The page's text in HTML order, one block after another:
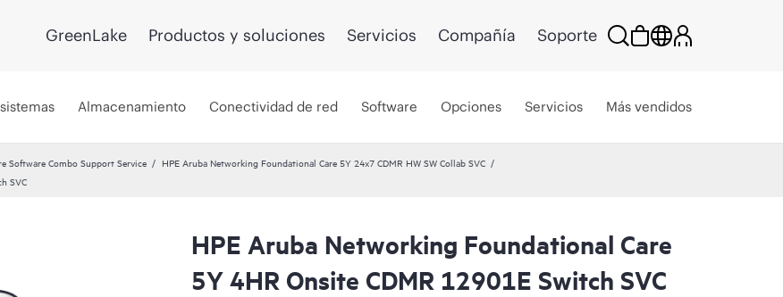
GreenLake Productos y soluciones Servicios Compañía Soporte
Almacenamiento Conectividad de red Software Opciones Servicios Más vendidos
Software Combo Support Service
HPE Aruba Networking Foundational Care 5Y 24x7 CDMR HW SW Collab SVC
SVC
HPE Aruba Networking Foundational Care
5Y 4HR Onsite CDMR 12901E Switch SVC